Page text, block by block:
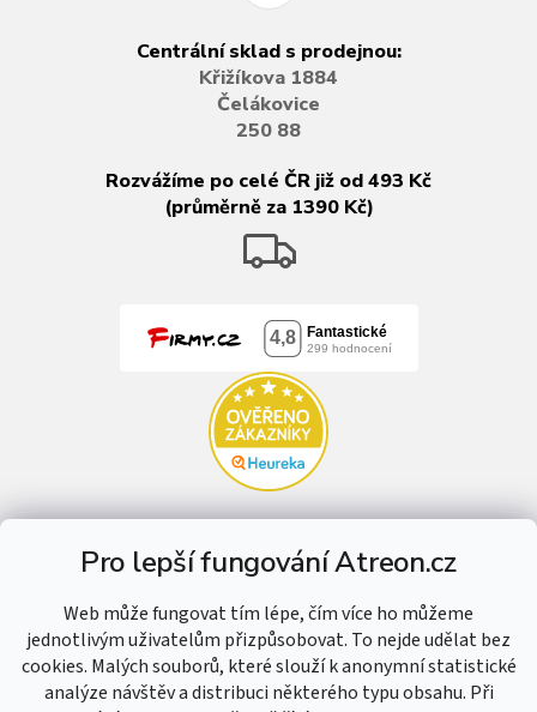
Pro lepší fungování Atreon.cz
Web může fungovat tím lépe, čím více ho můžeme
jednotlivým uživatelům přizpůsobovat. To nejde udělat bez
cookies. Malých souborů, které slouží k anonymní statistické
analýze návštěv a distribuci některého typu obsahu. Při
Centrální sklad s prodejnou:
Křižíkova 1884
Čelákovice
250 88
Rozvážíme po celé ČR již od 493 Kč
(průměrně za 1390 Kč)